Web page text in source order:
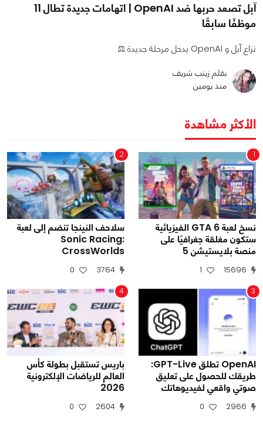
آبل تصعد حربها ضد OpenAI | اتهامات جديدة تطال 11
موظفًا سابقًا
نزاع آبل و OpenAI يدخل مرحلة جديدة ⚖️
بقلم زينب شريف
منذ يومين
الأكثر مشاهدة
1
نسخ لعبة GTA 6 الفيزيائية
ستكون مغلقة جغرافيًا على
منصة بلايستيشن 5
15696
1
2
سلاحف النينجا تنضم إلى لعبة
Sonic Racing:
CrossWorlds
3764
0
3
OpenAI تطلق GPT-Live:
طريقك للحصول على تعليق
صوتي واقعي لفيديوهاتك
2966
0
4
باريس تستقبل بطولة كأس
العالم للرياضات الإلكترونية
2026
2604
0